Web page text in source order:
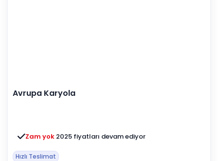
Avrupa Karyola
Zam yok 2025 fiyatları devam ediyor
Hızlı Teslimat